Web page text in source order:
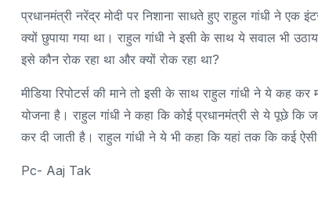
प्रधानमंत्री नरेंद्र मोदी पर निशाना साधते हुए राहुल गांधी ने एक
क्यों छुपाया गया था। राहुल गांधी ने इसी के साथ ये सवाल भी
इसे कौन रोक रहा था और क्यों रोक रहा था?
मीडिया रिपोटर्स की माने तो इसी के साथ राहुल गांधी ने ये कह
योजना है। राहुल गांधी ने कहा कि कोई प्रधानमंत्री से ये पूछे
कर दी जाती है। राहुल गांधी ने ये भी कहा कि यहां तक कि कई
Pc- Aaj Tak